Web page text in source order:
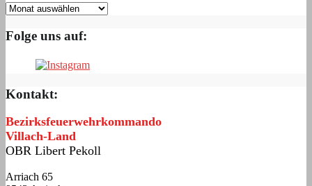
Folge uns auf:
Kontakt:
Bezirksfeuerwehrkommando
Villach-Land
OBR Libert Pekoll
Arriach 65